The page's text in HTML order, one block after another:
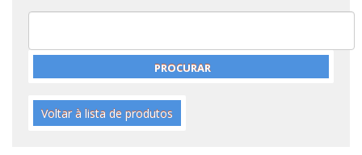
Voltar à lista de produtos